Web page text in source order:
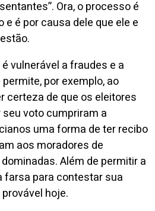
Ora, o processo é
é por causa dele que ele e
vulnerável a fraudes e a
por exemplo, ao
certeza de que os eleitores
voto cumpriram a
uma forma de ter recibo
aos moradores de
Além de permitir a
farsa para contestar sua
hoje.